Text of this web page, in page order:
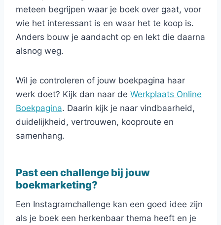
meteen begrijpen waar je boek over gaat, voor
wie het interessant is en waar het te koop is.
Anders bouw je aandacht op en lekt die daarna
alsnog weg.
Wil je controleren of jouw boekpagina haar
werk doet? Kijk dan naar de Werkplaats Online
Boekpagina. Daarin kijk je naar vindbaarheid,
duidelijkheid, vertrouwen, kooproute en
samenhang.
Past een challenge bij jouw
boekmarketing?
Een Instagramchallenge kan een goed idee zijn
als je boek een herkenbaar thema heeft en je